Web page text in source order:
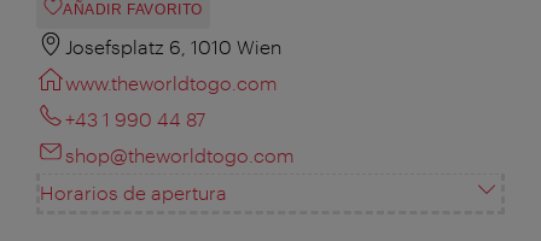
AÑADIR FAVORITO
Josefsplatz 6, 1010 Wien
www.theworldtogo.com
+43 1 990 44 87
shop@theworldtogo.com
Horarios de apertura